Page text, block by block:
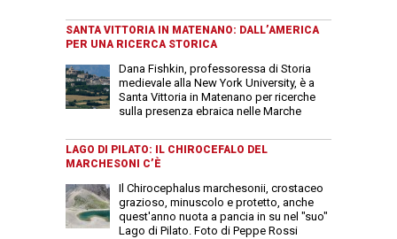
SANTA VITTORIA IN MATENANO: DALL’AMERICA
PER UNA RICERCA STORICA
Dana Fishkin, professoressa di Storia
medievale alla New York University, è a
Santa Vittoria in Matenano per ricerche
sulla presenza ebraica nelle Marche
LAGO DI PILATO: IL CHIROCEFALO DEL
MARCHESONI C’È
Il Chirocephalus marchesonii, crostaceo
grazioso, minuscolo e protetto, anche
quest'anno nuota a pancia in su nel "suo"
Lago di Pilato. Foto di Peppe Rossi